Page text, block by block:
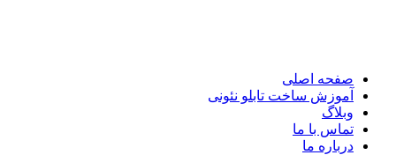
صفحه اصلی
آموزش ساخت تابلو نئونی
وبلاگ
تماس با ما
درباره ما